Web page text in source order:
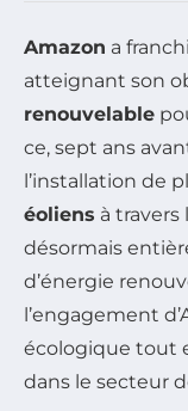
Amazon a
atteignant son
renouvelable
ce, sept ans
l’installation de
éoliens à travers
désormais
d’énergie
l’engagement
écologique tout
dans le secteur